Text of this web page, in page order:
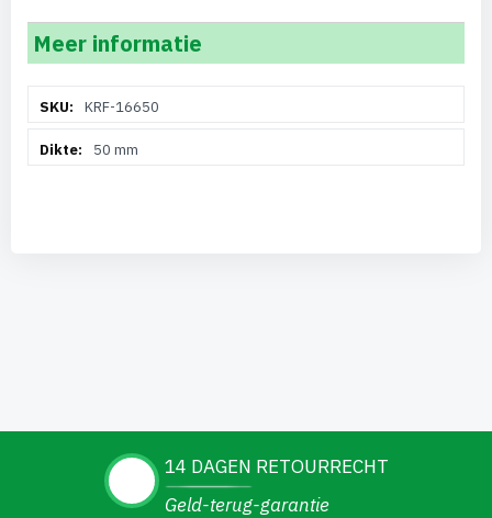
Meer informatie
informatieKRF-16650
50 mm
14 DAGEN RETOURRECHT
Geld-terug-garantie